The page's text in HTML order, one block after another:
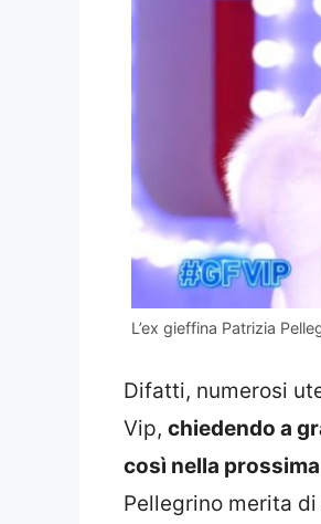
L’ex gieffina Patrizia
Difatti, numerosi
Vip, chiedendo a
così nella
Pellegrino merita